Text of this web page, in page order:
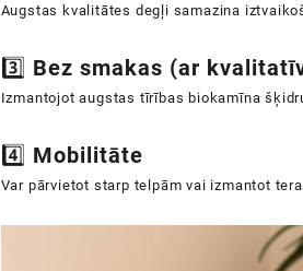
Augstas kvalitātes degļi samazina
3️⃣ Bez smakas (ar
Izmantojot augstas tīrības biokamīna
4️⃣ Mobilitāte
Var pārvietot starp telpām vai izmantot